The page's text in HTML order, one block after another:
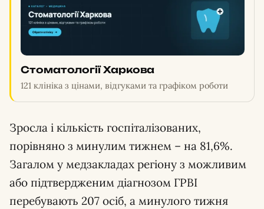
Стоматології Харкова
121 клініка з цінами, відгуками та графіком роботи
Зросла і кількість госпіталізованих,
порівняно з минулим тижнем – на 81,6%.
Загалом у медзакладах регіону з можливим
або підтвердженим діагнозом ГРВІ
перебувають 207 осіб, а минулого тижня